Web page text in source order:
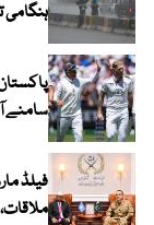
ہنگامی
سامنے
فیلڈ